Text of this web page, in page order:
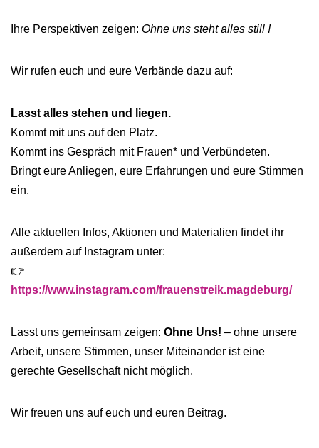
Ihre Perspektiven zeigen: Ohne uns steht alles still !
Wir rufen euch und eure Verbände dazu auf:
Lasst alles stehen und liegen.
Kommt mit uns auf den Platz.
Kommt ins Gespräch mit Frauen* und Verbündeten.
Bringt eure Anliegen, eure Erfahrungen und eure Stimmen
ein.
Alle aktuellen Infos, Aktionen und Materialien findet ihr
außerdem auf Instagram unter:
👉
https://www.instagram.com/frauenstreik.magdeburg/
Lasst uns gemeinsam zeigen: Ohne Uns! – ohne unsere
Arbeit, unsere Stimmen, unser Miteinander ist eine
gerechte Gesellschaft nicht möglich.
Wir freuen uns auf euch und euren Beitrag.